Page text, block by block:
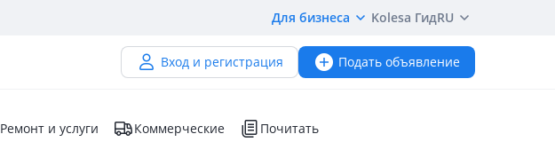
Для бизнеса Kolesa ГидRU
Вход и регистрация Подать объявление
Ремонт и услуги Коммерческие Почитать